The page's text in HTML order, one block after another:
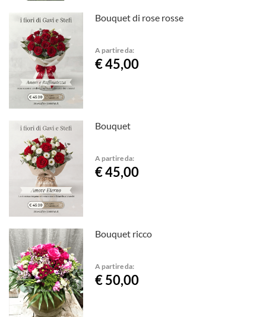
Bouquet di rose rosse
A partire da:
€ 45,00
Bouquet
A partire da:
€ 45,00
Bouquet ricco
A partire da:
€ 50,00